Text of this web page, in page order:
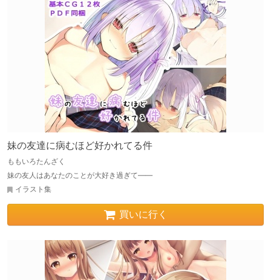
妹の友達に病むほど好かれてる件
ももいろたんざく
妹の友人はあなたのことが大好き過ぎて――
イラスト集
買いに行く